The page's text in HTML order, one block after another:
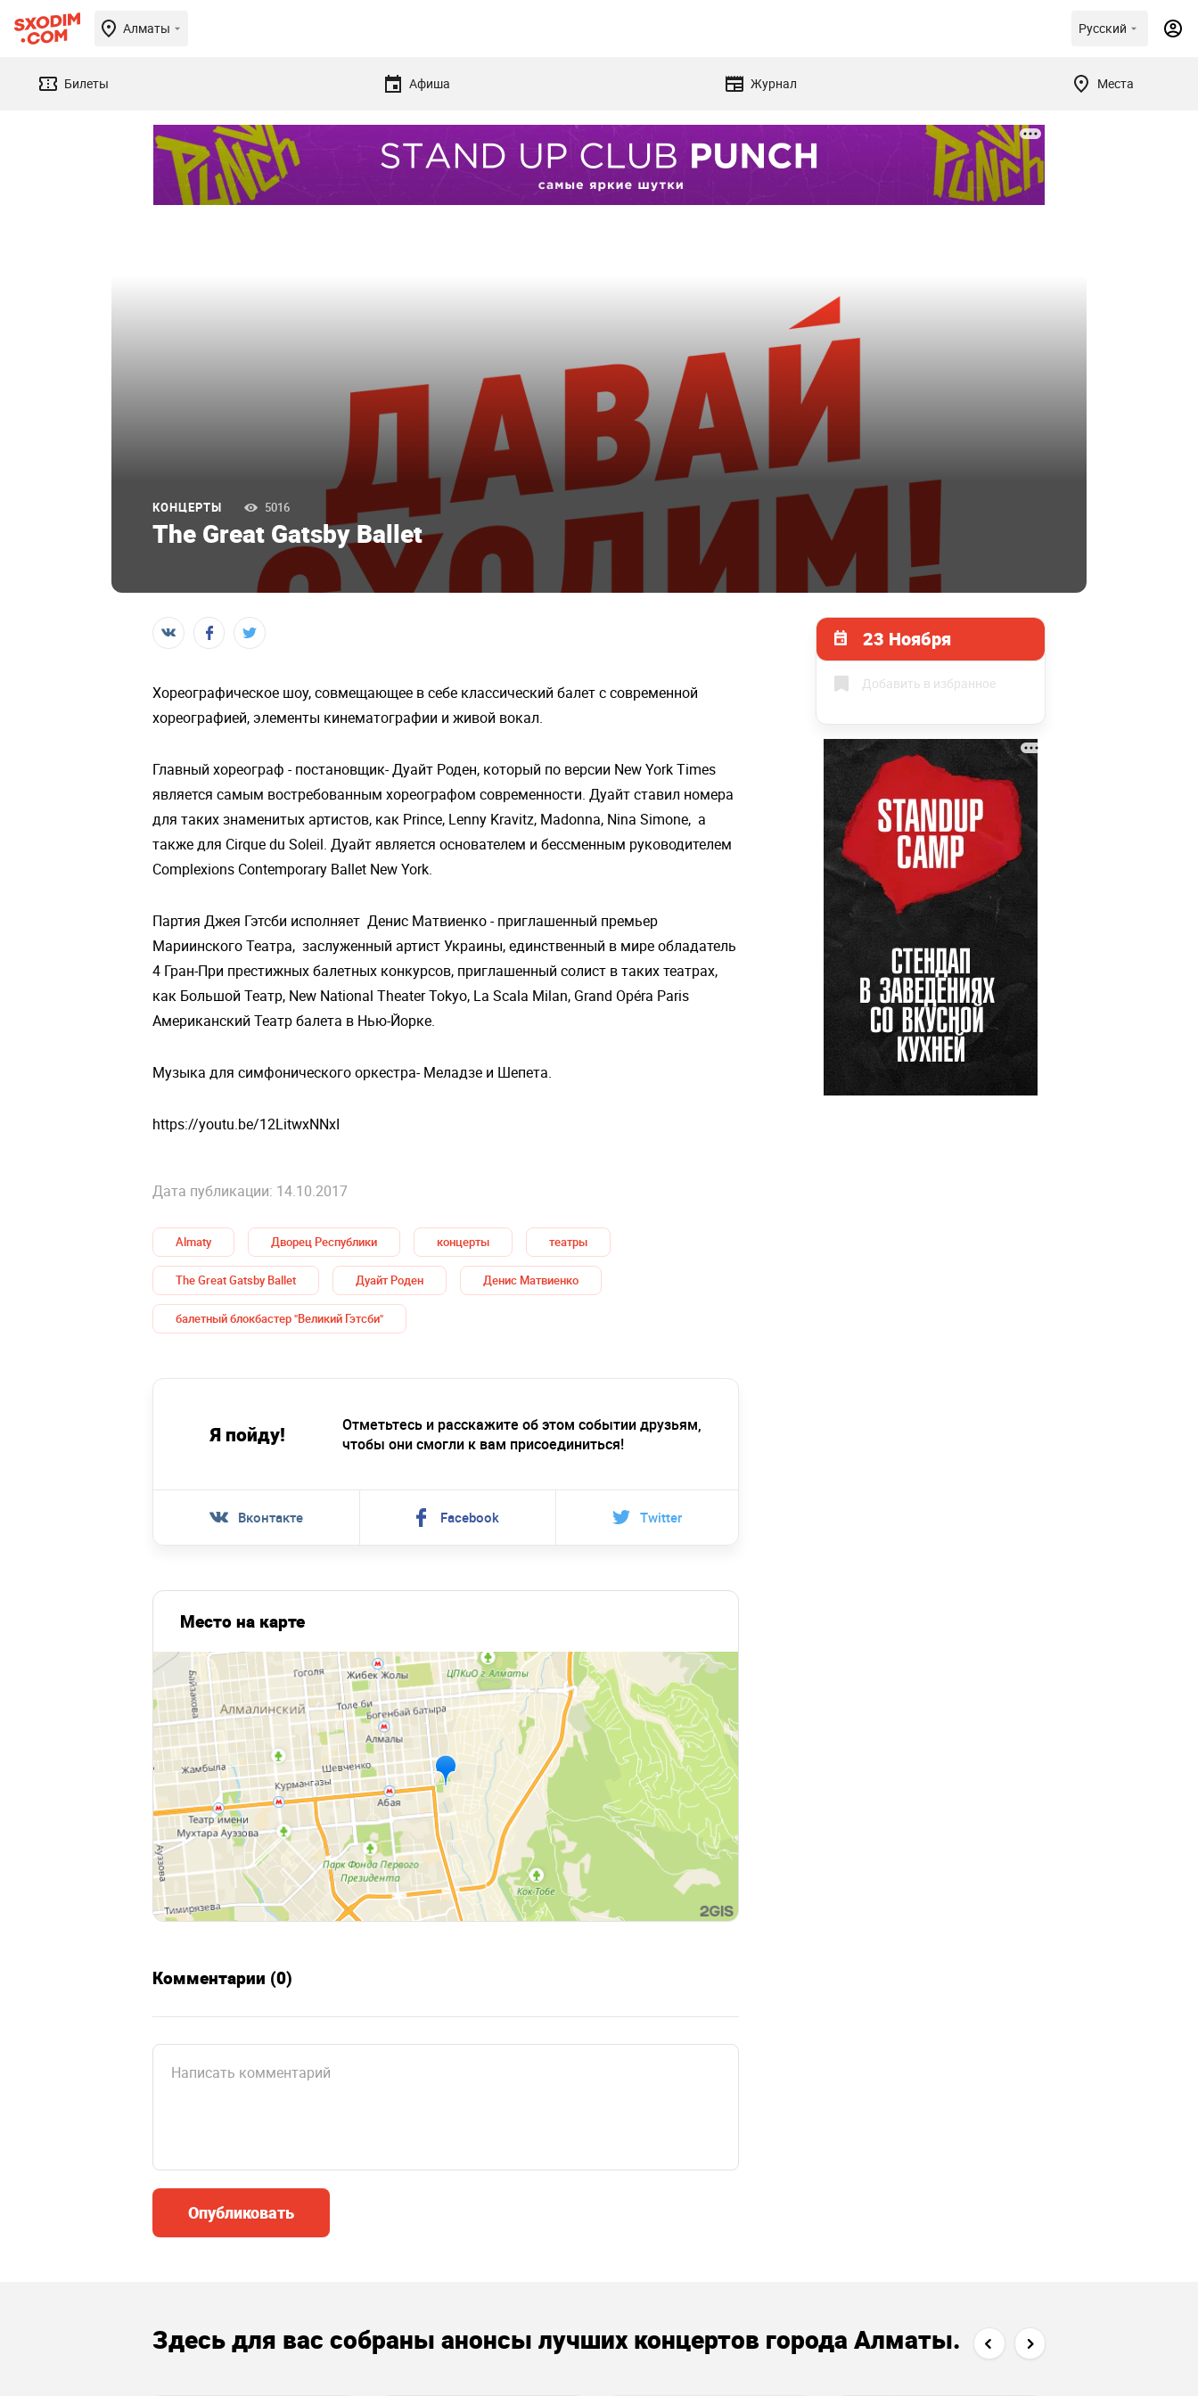
Алматы Русский
Билеты Афиша Журнал Места
КОНЦЕРТЫ 5016
The Great Gatsby Ballet
23 Ноября
Добавить в избранное
Хореографическое шоу, совмещающее в себе классический балет с современной
хореографией, элементы кинематографии и живой вокал.
Главный хореограф - постановщик- Дуайт Роден, который по версии New York Times
является самым востребованным хореографом современности. Дуайт ставил номера
для таких знаменитых артистов, как Prince, Lenny Kravitz, Madonna, Nina Simone, а
также для Cirque du Soleil. Дуайт является основателем и бессменным руководителем
Complexions Contemporary Ballet New York.
Партия Джея Гэтсби исполняет Денис Матвиенко - приглашенный премьер
Мариинского Театра, заслуженный артист Украины, единственный в мире обладатель
4 Гран-При престижных балетных конкурсов, приглашенный солист в таких театрах,
как Большой Театр, New National Theater Tokyo, La Scala Milan, Grand Opéra Paris
Американский Театр балета в Нью-Йорке.
Музыка для симфонического оркестра- Меладзе и Шепета.
https://youtu.be/12LitwxNNxI
Дата публикации: 14.10.2017
Almaty Дворец Республики концерты театры
The Great Gatsby Ballet Дуайт Роден Денис Матвиенко
балетный блокбастер "Великий Гэтсби"
Я пойду!
Отметьтесь и расскажите об этом событии друзьям,
чтобы они смогли к вам присоединиться!
Вконтакте Facebook Twitter
Место на карте
Комментарии (0)
Опубликовать
Здесь для вас собраны анонсы лучших концертов города Алматы.